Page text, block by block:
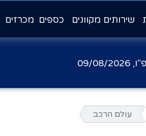
שירותים מקוונים כספים מכרזים
09/08/2026
עולם הרכב